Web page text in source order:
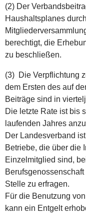
(2) Der
Haushaltsplanes
berechtigt, die
zu beschließen.
(3) Die Verpflichtung
dem Ersten des auf
Beiträge sind in
Die letzte Rate ist bis
laufenden Jahres
Der Landesverband
Betriebe, die über die
Einzelmitglied sind,
Stelle zu erfragen.
Für die Benutzung
kann ein Entgelt